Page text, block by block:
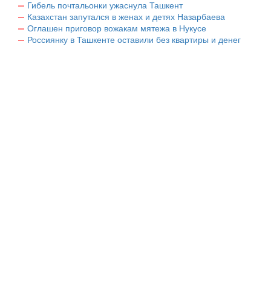
Гибель почтальонки ужаснула Ташкент
Казахстан запутался в женах и детях Назарбаева
Оглашен приговор вожакам мятежа в Нукусе
Россиянку в Ташкенте оставили без квартиры и денег